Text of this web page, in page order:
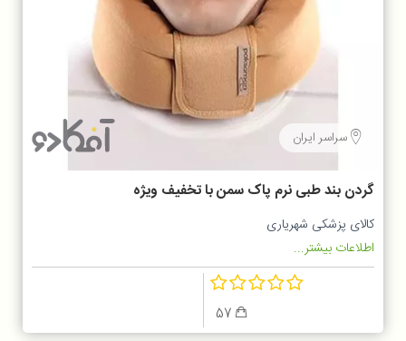
سراسر ایران
گردن بند طبی نرم پاک سمن با تخفیف ویژه
کالای پزشکی شهریاری
اطلاعات بیشتر...
57